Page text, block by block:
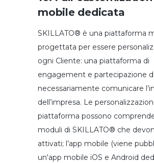
mobile dedicata
SKILLATO® è una piattaforma
progettata per essere
ogni Cliente: una piattaforma di
engagement e partecipazione
necessariamente comunicare
dell’impresa. Le
piattaforma possono
moduli di SKILLATO® che
attivati; l’app mobile (viene
un'app mobile iOS e Android